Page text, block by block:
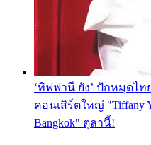
‘ทิฟฟานี ยัง’ ปักหมุดไ
คอนเสิร์ตใหญ่ "Tiffany
Bangkok" ตุลานี้!